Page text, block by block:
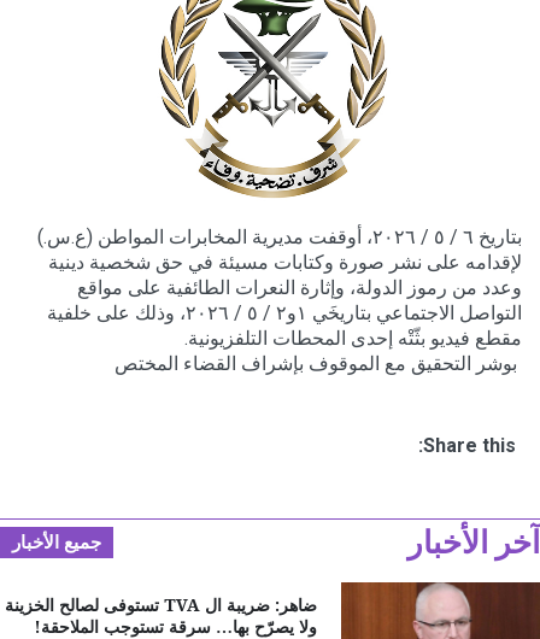
بتاريخ ٦ / ٥ / ٢٠٢٦، أوقفت مديرية المخابرات المواطن (ع.س.)
لإقدامه على نشر صورة وكتابات مسيئة في حق شخصية دينية
وعدد من رموز الدولة، وإثارة النعرات الطائفية على مواقع
التواصل الاجتماعي بتاريخَي ١و٢ / ٥ / ٢٠٢٦، وذلك على خلفية
مقطع فيديو بثّتْه إحدى المحطات التلفزيونية.
‏ بوشر التحقيق مع الموقوف بإشراف القضاء المختص
Share this:
الأخبار جميع الأخبار
ضاهر: ضريبة ال TVA تستوفى لصالح الخزينة
ولا يصرّح بها… سرقة تستوجب الملاحقة!